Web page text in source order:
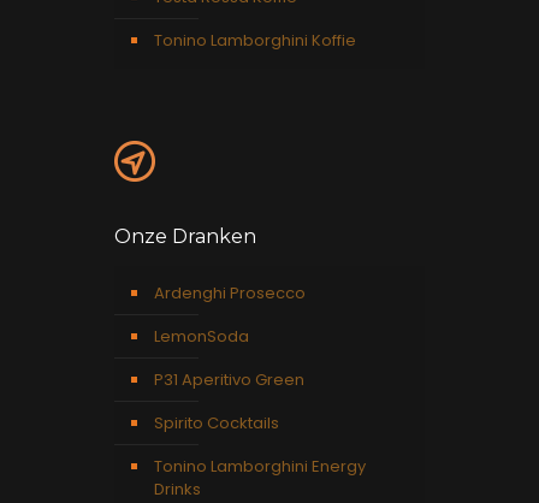
Tonino Lamborghini Koffie
Onze Dranken
Ardenghi Prosecco
LemonSoda
P31 Aperitivo Green
Spirito Cocktails
Tonino Lamborghini Energy
Drinks